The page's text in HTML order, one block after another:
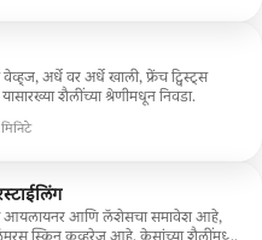
अर्धे वर अर्धे खाली, फ्रेंच ट्विस्ट्स
शैलींच्या श्रेणीमधून निवडा.
आयलायनर आणि लॅशेसचा समावेश आहे,